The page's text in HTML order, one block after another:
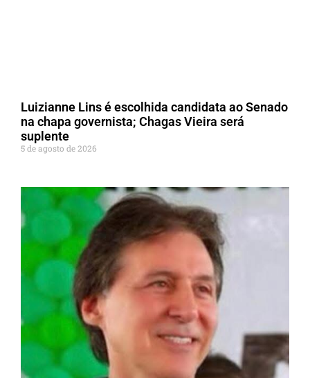
Luizianne Lins é escolhida candidata ao Senado
na chapa governista; Chagas Vieira será
suplente
5 de agosto de 2026